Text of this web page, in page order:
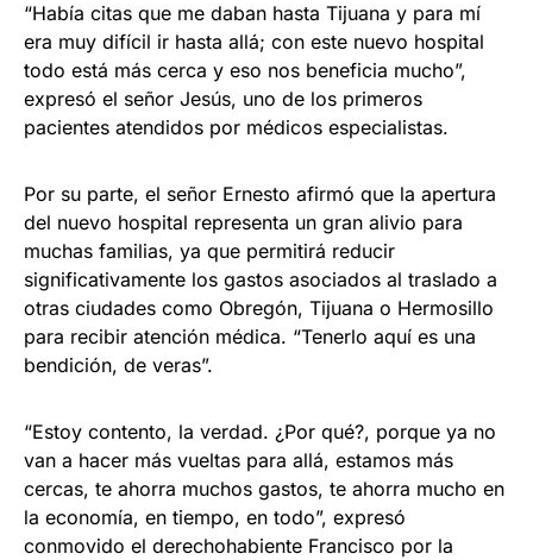
“Había citas que me daban hasta Tijuana y para mí
era muy difícil ir hasta allá; con este nuevo hospital
todo está más cerca y eso nos beneficia mucho”,
expresó el señor Jesús, uno de los primeros
pacientes atendidos por médicos especialistas.
Por su parte, el señor Ernesto afirmó que la apertura
del nuevo hospital representa un gran alivio para
muchas familias, ya que permitirá reducir
significativamente los gastos asociados al traslado a
otras ciudades como Obregón, Tijuana o Hermosillo
para recibir atención médica. “Tenerlo aquí es una
bendición, de veras”.
“Estoy contento, la verdad. ¿Por qué?, porque ya no
van a hacer más vueltas para allá, estamos más
cercas, te ahorra muchos gastos, te ahorra mucho en
la economía, en tiempo, en todo”, expresó
conmovido el derechohabiente Francisco por la